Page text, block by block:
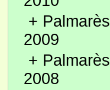
+ Palmarès
2009
+ Palmarès
2008